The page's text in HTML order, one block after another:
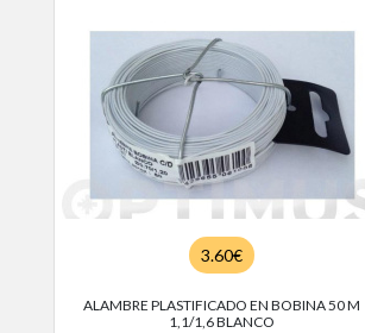
3.60€
ALAMBRE PLASTIFICADO EN BOBINA 50 M
1,1/1,6 BLANCO